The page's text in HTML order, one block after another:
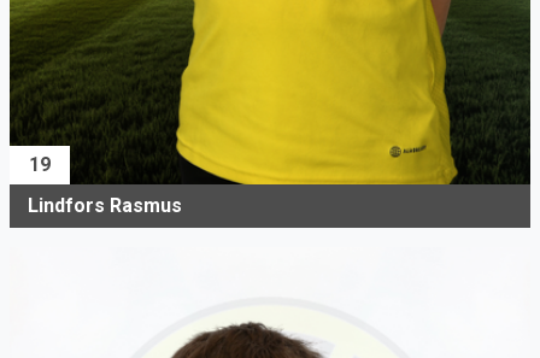
19
Lindfors Rasmus